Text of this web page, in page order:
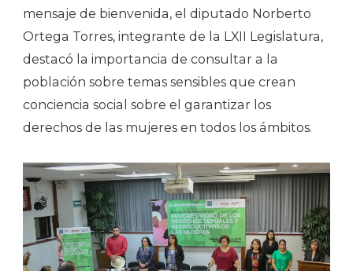
mensaje de bienvenida, el diputado Norberto
Ortega Torres, integrante de la LXII Legislatura,
destacó la importancia de consultar a la
población sobre temas sensibles que crean
conciencia social sobre el garantizar los
derechos de las mujeres en todos los ámbitos.